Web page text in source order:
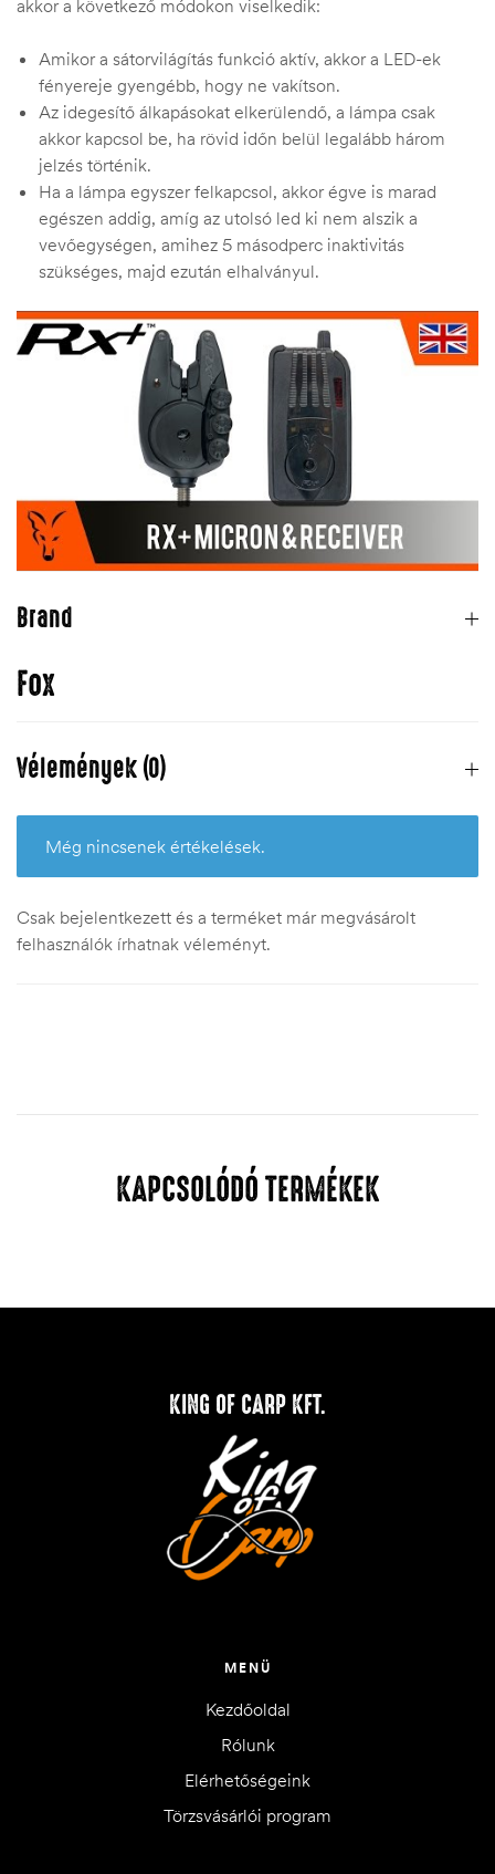
akkor a következő módokon viselkedik:
Amikor a sátorvilágítás funkció aktív, akkor a LED-ek
fényereje gyengébb, hogy ne vakítson.
Az idegesítő álkapásokat elkerülendő, a lámpa csak
akkor kapcsol be, ha rövid időn belül legalább három
jelzés történik.
Ha a lámpa egyszer felkapcsol, akkor égve is marad
egészen addig, amíg az utolsó led ki nem alszik a
vevőegységen, amihez 5 másodperc inaktivitás
szükséges, majd ezután elhalványul.
Brand
Fox
Vélemények (0)
Még nincsenek értékelések.
Csak bejelentkezett és a terméket már megvásárolt
felhasználók írhatnak véleményt.
KAPCSOLÓDÓ TERMÉKEK
KING OF CARP KFT.
MENÜ
Kezdőoldal
Rólunk
Elérhetőségeink
Törzsvásárlói program